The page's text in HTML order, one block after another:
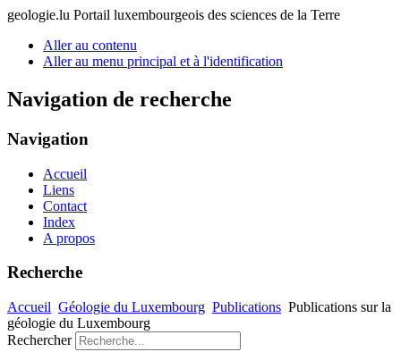
geologie.lu Portail luxembourgeois des sciences de la Terre
Aller au contenu
Aller au menu principal et à l'identification
Navigation de recherche
Navigation
Accueil
Liens
Contact
Index
A propos
Recherche
Accueil Géologie du Luxembourg Publications Publications sur la
géologie du Luxembourg
Rechercher